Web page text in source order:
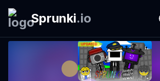
Sprunki.io